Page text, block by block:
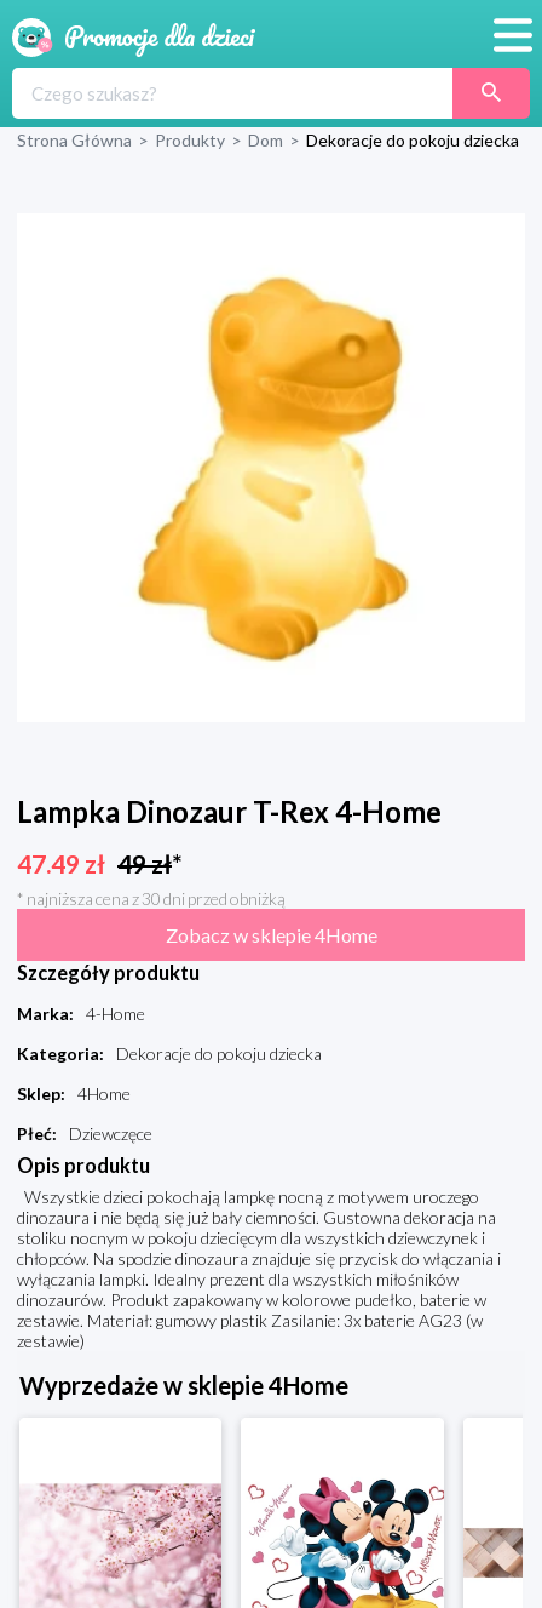
Produkty
Wyprawka
Strona Główna > Produkty > Dom > Dekoracje do pokoju dziecka
Lampka Dinozaur T-Rex 4-Home
47.49 zł 49zł*
* najniższa cena z 30 dni przed obniżką
Zobacz w sklepie 4Home
Szczegóły produktu
Marka:
4-Home
Kategoria:
Dekoracje do pokoju dziecka
Sklep:
4Home
Płeć: Dziewczęce
Opis produktu
Wszystkie dzieci pokochają lampkę nocną z motywem uroczego
dinozaura i nie będą się już bały ciemności. Gustowna dekoracja na
stoliku nocnym w pokoju dziecięcym dla wszystkich dziewczynek i
chłopców. Na spodzie dinozaura znajduje się przycisk do włączania i
wyłączania lampki. Idealny prezent dla wszystkich miłośników
dinozaurów. Produkt zapakowany w kolorowe pudełko, baterie w
zestawie. Materiał: gumowy plastik Zasilanie: 3x baterie AG23 (w
zestawie)
Wyprzedaże w sklepie 4Home